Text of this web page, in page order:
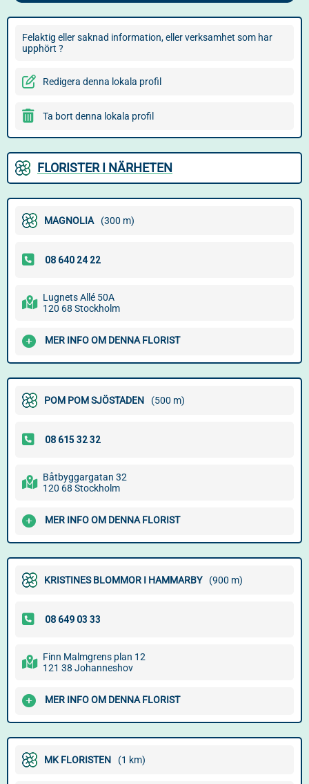
Felaktig eller saknad information, eller verksamhet som har
upphört ?
Redigera denna lokala profil
Ta bort denna lokala profil
FLORISTER I NÄRHETEN
MAGNOLIA (300 m)
Lugnets Allé 50A
120 68 Stockholm
MER INFO OM DENNA FLORIST
POM POM SJÖSTADEN (500 m)
Båtbyggargatan 32
120 68 Stockholm
MER INFO OM DENNA FLORIST
KRISTINES BLOMMOR I HAMMARBY (900 m)
Finn Malmgrens plan 12
121 38 Johanneshov
MER INFO OM DENNA FLORIST
MK FLORISTEN (1 km)